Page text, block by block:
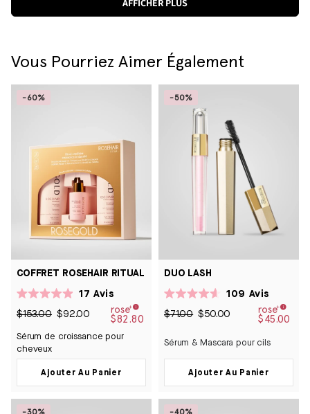
K.
K.
AFFICHER PLUS
Vous Pourriez Aimer Également
-60%
COFFRET ROSEHAIR RITUAL
4.9
5
étoiles
17 Avis
$153.00 $92.00 $82.80
Sérum de croissance pour
cheveux
Ajouter Au Panier
-50%
DUO LASH
4.6
étoiles
109 Avis
$71.00 $50.00 $45.00
Sérum & Mascara pour cils
Ajouter Au Panier
-30% -40%